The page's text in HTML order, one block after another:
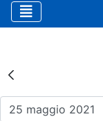
Risultati